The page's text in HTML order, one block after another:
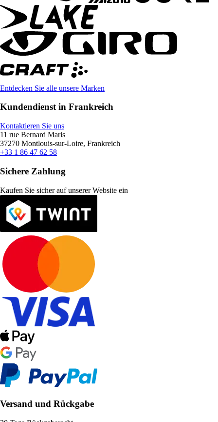
Entdecken Sie alle unsere Marken
Kundendienst in Frankreich
Kontaktieren Sie uns
11 rue Bernard Maris
37270 Montlouis-sur-Loire, Frankreich
+33 1 86 47 62 58
Sichere Zahlung
Kaufen Sie sicher auf unserer Website ein
Versand und Rückgabe